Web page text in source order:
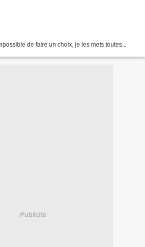
de faire un choix, je les mets toutes...
Publicité